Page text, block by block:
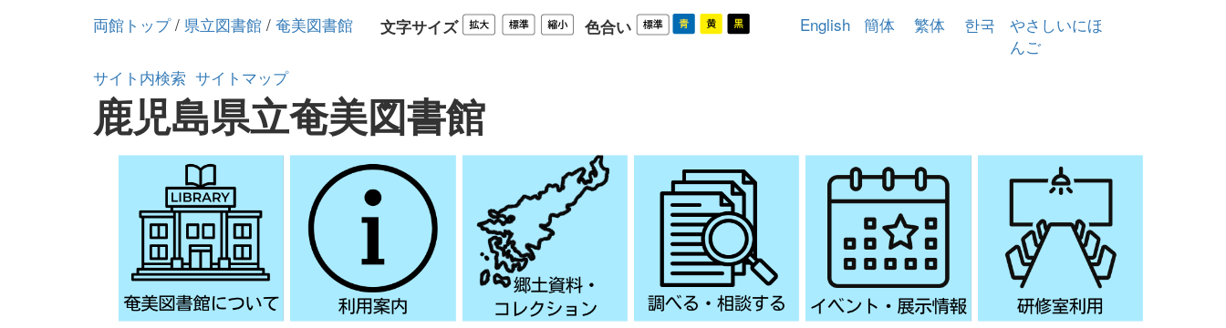
両館トップ/ 県立図書館 / 奄美図書館 文字サイズ 色合い English 簡体 繁体 한국
やさしいにほ
んご
サイト内検索 サイトマップ
鹿児島県立奄美図書館